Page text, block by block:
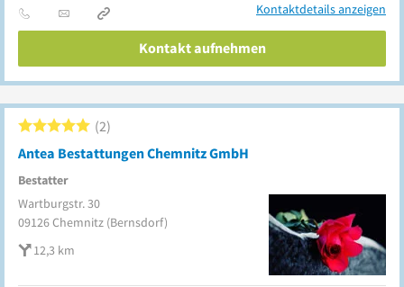
Kontaktdetails anzeigen
Kontakt aufnehmen
Antea Bestattungen Chemnitz GmbH
Bestatter
2
Wartburgstr. 30
09126Chemnitz (Bernsdorf)
12,3 km